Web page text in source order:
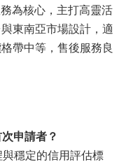
為核心，主打高靈活
東南亞市場設計，適
帶中等，售後服務良
申請者？
穩定的信用評估標